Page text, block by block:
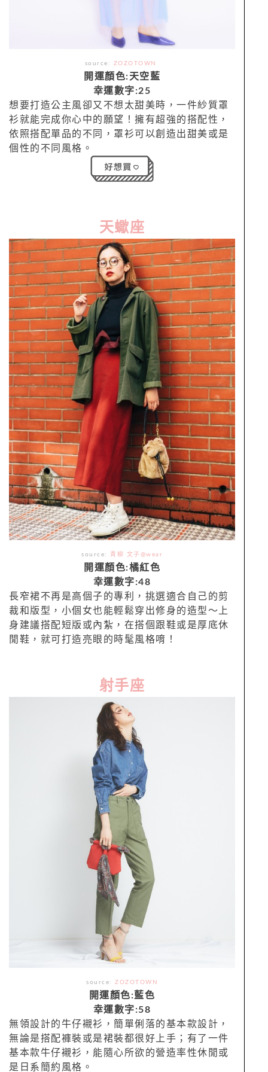
source: ZOZOTOWN
開運顏色:天空藍
幸運數字:25
想要打造公主風卻又不想太甜美時，一件紗質罩
衫就能完成你心中的願望！擁有超強的搭配性，
依照搭配單品的不同，罩衫可以創造出甜美或是
個性的不同風格。
天蠍座
source: 青柳 文子@wear
開運顏色:橘紅色
幸運數字:48
長窄裙不再是高個子的專利，挑選適合自己的剪
裁和版型，小個女也能輕鬆穿出修身的造型～上
身建議搭配短版或內紮，在搭個跟鞋或是厚底休
閒鞋，就可打造亮眼的時髦風格唷！
射手座
source: ZOZOTOWN
開運顏色:藍色
幸運數字:58
無領設計的牛仔襯衫，簡單俐落的基本款設計，
無論是搭配褲裝或是裙裝都很好上手；有了一件
基本款牛仔襯衫，能隨心所欲的營造率性休閒或
是日系簡約風格。